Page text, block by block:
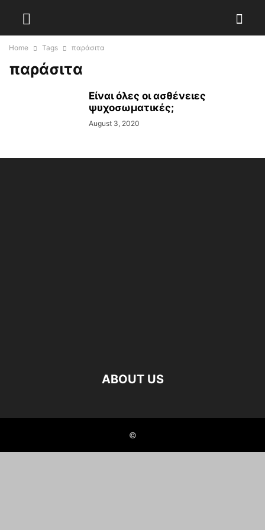
Home Tags παράσιτα
παράσιτα
Είναι όλες οι ασθένειες
ψυχοσωματικές;
August 3, 2020
ABOUT US
©